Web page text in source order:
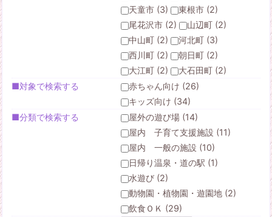
天童市 (3)
東根市 (2)
尾花沢市 (2)
山辺町 (2)
中山町 (2)
河北町 (3)
西川町 (2)
朝日町 (2)
大江町 (2)
大石田町 (2)
■対象で検索する
赤ちゃん向け (26)
キッズ向け (34)
■分類で検索する
屋外の遊び場 (14)
屋内 子育て支援施設 (11)
屋内 一般の施設 (10)
日帰り温泉・道の駅 (1)
水遊び (2)
動物園・植物園・遊園地 (2)
飲食ＯＫ (29)